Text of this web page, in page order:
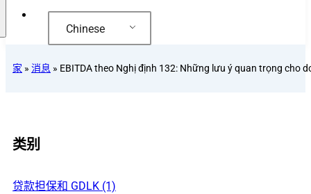
Chinese
家 » 消息 » EBITDA theo Nghị định 132: Những lưu ý quan trọng cho
类别
贷款担保和 GDLK (1)